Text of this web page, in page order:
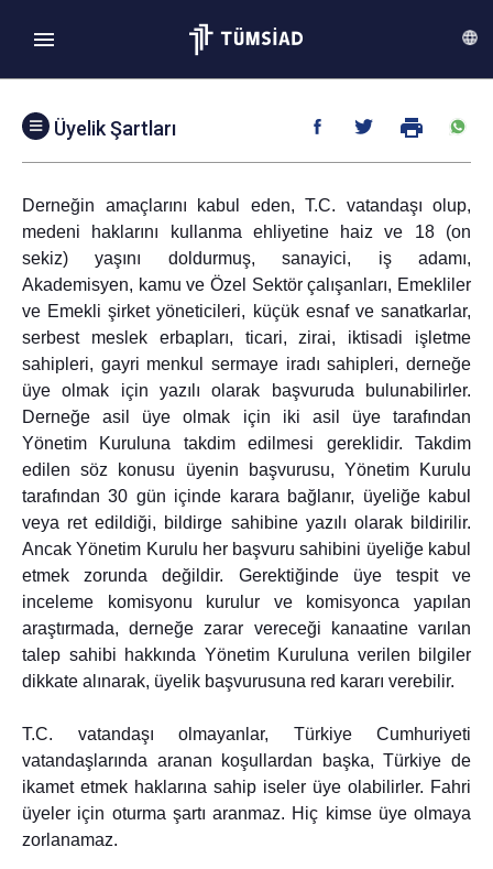
Üyelik Şartları print
Üyelik Şartları
Üye Ol
Ödeme
Yurtiçi Çözüm Ortaklarımız
E-Faaliyetler
Derneğin amaçlarını kabul eden, T.C. vatandaşı olup,
medeni haklarını kullanma ehliyetine haiz ve 18 (on
sekiz) yaşını doldurmuş, sanayici, iş adamı,
Akademisyen, kamu ve Özel Sektör çalışanları, Emekliler
ve Emekli şirket yöneticileri, küçük esnaf ve sanatkarlar,
serbest meslek erbapları, ticari, zirai, iktisadi işletme
sahipleri, gayri menkul sermaye iradı sahipleri, derneğe
üye olmak için yazılı olarak başvuruda bulunabilirler.
Derneğe asil üye olmak için iki asil üye tarafından
Yönetim Kuruluna takdim edilmesi gereklidir. Takdim
edilen söz konusu üyenin başvurusu, Yönetim Kurulu
tarafından 30 gün içinde karara bağlanır, üyeliğe kabul
veya ret edildiği, bildirge sahibine yazılı olarak bildirilir.
Ancak Yönetim Kurulu her başvuru sahibini üyeliğe kabul
etmek zorunda değildir. Gerektiğinde üye tespit ve
inceleme komisyonu kurulur ve komisyonca yapılan
araştırmada, derneğe zarar vereceği kanaatine varılan
talep sahibi hakkında Yönetim Kuruluna verilen bilgiler
dikkate alınarak, üyelik başvurusuna red kararı verebilir.
T.C. vatandaşı olmayanlar, Türkiye Cumhuriyeti
vatandaşlarında aranan koşullardan başka, Türkiye de
ikamet etmek haklarına sahip iseler üye olabilirler. Fahri
üyeler için oturma şartı aranmaz. Hiç kimse üye olmaya
zorlanamaz.